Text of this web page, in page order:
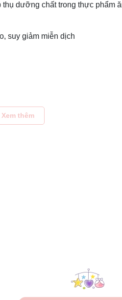
dưỡng chất trong thực phẩm
suy giảm miễn dịch
bắt đầu bị nhiễm khuẩn và/
Xem thêm